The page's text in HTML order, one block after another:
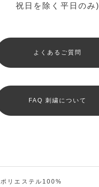
祝日を除く平日のみ)
よくあるご質問
FAQ 刺繍について
ポリエステル100%